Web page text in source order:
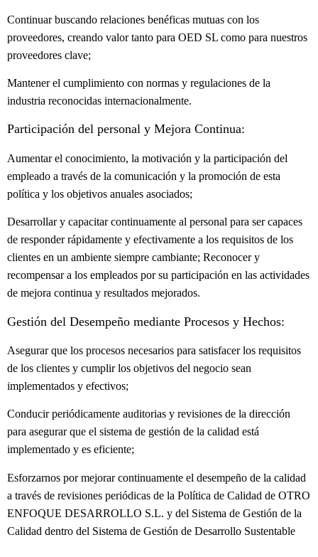
Continuar buscando relaciones benéficas mutuas con los
proveedores, creando valor tanto para OED SL como para nuestros
proveedores clave;
Mantener el cumplimiento con normas y regulaciones de la
industria reconocidas internacionalmente.
Participación del personal y Mejora Continua:
Aumentar el conocimiento, la motivación y la participación del
empleado a través de la comunicación y la promoción de esta
política y los objetivos anuales asociados;
Desarrollar y capacitar continuamente al personal para ser capaces
de responder rápidamente y efectivamente a los requisitos de los
clientes en un ambiente siempre cambiante; Reconocer y
recompensar a los empleados por su participación en las actividades
de mejora continua y resultados mejorados.
Gestión del Desempeño mediante Procesos y Hechos:
Asegurar que los procesos necesarios para satisfacer los requisitos
de los clientes y cumplir los objetivos del negocio sean
implementados y efectivos;
Conducir periódicamente auditorias y revisiones de la dirección
para asegurar que el sistema de gestión de la calidad está
implementado y es eficiente;
Esforzarnos por mejorar continuamente el desempeño de la calidad
a través de revisiones periódicas de la Política de Calidad de OTRO
ENFOQUE DESARROLLO S.L. y del Sistema de Gestión de la
Calidad dentro del Sistema de Gestión de Desarrollo Sustentable